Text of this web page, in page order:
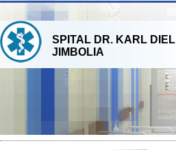
SPITAL DR. KARL DIEL
JIMBOLIA